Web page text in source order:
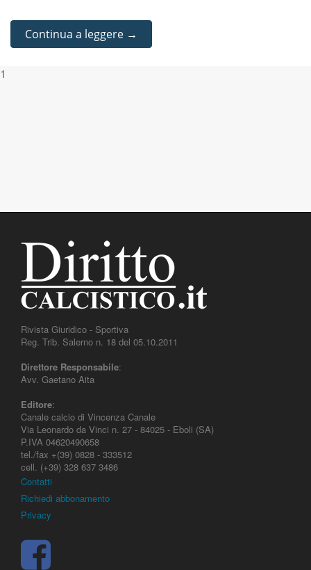
Continua a leggere →
1
Rivista Giuridico - Sportiva
Reg. Trib. Salerno n. 18 del 05.10.2011
Direttore Responsabile:
Avv. Gaetano Aita
Editore:
Canale calcio di Vincenza Canale
Via Leonardo da Vinci n. 27 - 84025 - Eboli (SA)
P.IVA 04620490658
tel./fax +(39) 0828 - 333512
cell. (+39) 328 637 3486
Contatti
Richiedi abbonamento
Privacy